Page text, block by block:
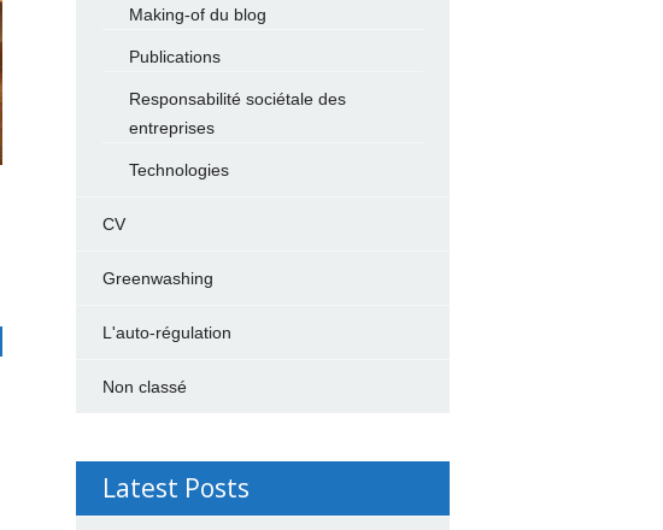
Making-of du blog
Publications
Responsabilité sociétale des
entreprises
Technologies
CV
Greenwashing
L'auto-régulation
Non classé
Latest Posts